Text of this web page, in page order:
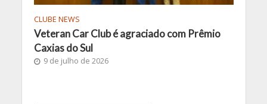
CLUBE NEWS
Veteran Car Club é agraciado com Prêmio
Caxias do Sul
9 de julho de 2026